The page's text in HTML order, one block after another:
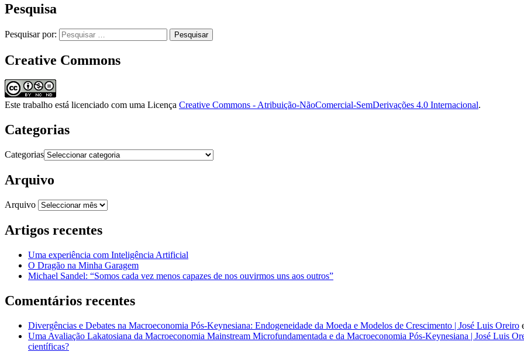
Pesquisa
Pesquisar por:
Creative Commons
Este trabalho está licenciado com uma Licença Creative Commons - Atribuição-NãoComercial-SemDerivações 4.0 Internacional.
Categorias
Categorias
Arquivo
Arquivo
Artigos recentes
Uma experiência com Inteligência Artificial
O Dragão na Minha Garagem
Michael Sandel: “Somos cada vez menos capazes de nos ouvirmos uns aos outros”
Comentários recentes
Divergências e Debates na Macroeconomia Pós-Keynesiana: Endogeneidade da Moeda e Modelos de Crescimento | José Luis Oreiro
Uma Avaliação Lakatosiana da Macroeconomia Mainstream Microfundamentada e da Macroeconomia Pós-Keynesiana | José Luis
científicas?